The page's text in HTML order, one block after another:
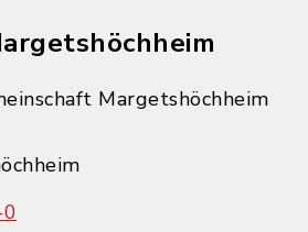
Margetshöchheim